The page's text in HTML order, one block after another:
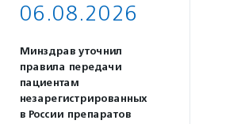
06.08.2026
Минздрав уточнил
правила передачи
пациентам
незарегистрированных
в России препаратов